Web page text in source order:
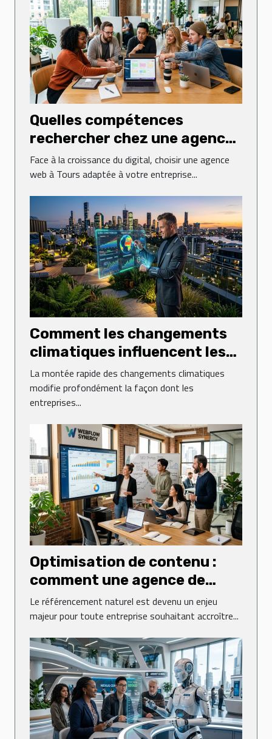
Quelles compétences
rechercher chez une agence
web à Tours pour booster
votre entreprise ?
Face à la croissance du digital, choisir une agence
web à Tours adaptée à votre entreprise...
Comment les changements
climatiques influencent les
décisions d'affaires en 2026
?
La montée rapide des changements climatiques
modifie profondément la façon dont les
entreprises...
Optimisation de contenu :
comment une agence de
rédaction web peut booster
votre SEO ?
Le référencement naturel est devenu un enjeu
majeur pour toute entreprise souhaitant accroître...